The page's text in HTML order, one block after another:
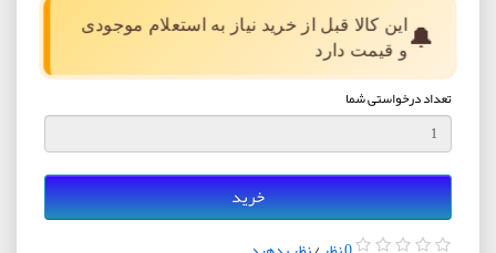
🔔این کالا قبل از خرید نیاز به استعلام موجودی
و قیمت دارد
تعداد درخواستی شما
خرید